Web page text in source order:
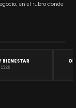
en el rubro donde
BIENESTAR
1320